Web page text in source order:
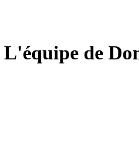
L'équipe de